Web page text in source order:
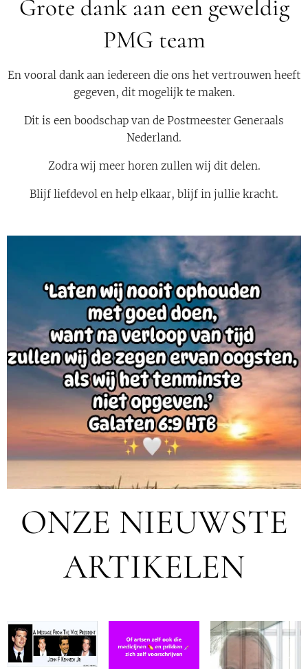
Grote dank aan een geweldig
PMG team
En vooral dank aan iedereen die ons het vertrouwen heeft
gegeven, dit mogelijk te maken.
Dit is een boodschap van de Postmeester Generaals
Nederland.
Zodra wij meer horen zullen wij dit delen.
Blijf liefdevol en help elkaar, blijf in jullie kracht.
ONZE NIEUWSTE
ARTIKELEN